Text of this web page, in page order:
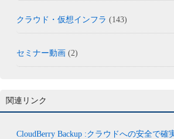
クラウド・仮想インフラ (143)
セミナー動画 (2)
関連リンク
CloudBerry Backup :クラウドへの安全で確